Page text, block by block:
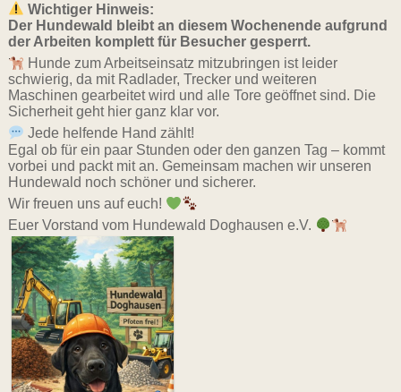
Wichtiger Hinweis:
Der Hundewald bleibt an diesem Wochenende aufgrund
der Arbeiten komplett für Besucher gesperrt.
Hunde zum Arbeitseinsatz mitzubringen ist leider
schwierig, da mit Radlader, Trecker und weiteren
Maschinen gearbeitet wird und alle Tore geöffnet sind. Die
Sicherheit geht hier ganz klar vor.
Jede helfende Hand zählt!
Egal ob für ein paar Stunden oder den ganzen Tag – kommt
vorbei und packt mit an. Gemeinsam machen wir unseren
Hundewald noch schöner und sicherer.
Wir freuen uns auf euch!
Euer Vorstand vom Hundewald Doghausen e.V.